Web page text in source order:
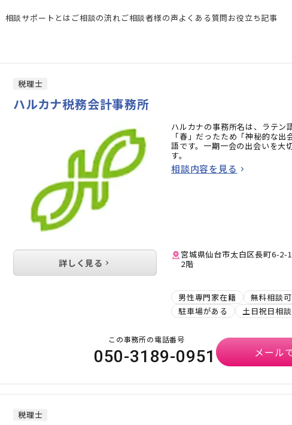
相談サポートとは ご相談の流れご相談者様の声よくある質問お役立ち記事
検索結果
税理士
ハルカナ税務会計事務所
ハルカナの事務所名は、ラテン
「春」だったため「神秘的な
語です。一期一会の出会いを大
す。
相談内容を見る
宮城県仙台市太白区長町6-2-
2階
男性専門家在籍 無料相談可
駐車場がある
土日祝日相
詳しく見る
この事務所の電話番号
050-3189-0951 メール
税理士